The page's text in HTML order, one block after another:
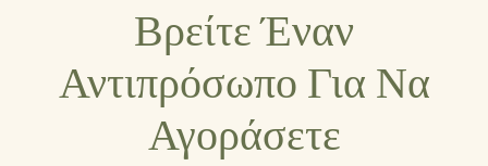
Βρείτε Έναν
Αντιπρόσωπο Για Να
Αγοράσετε